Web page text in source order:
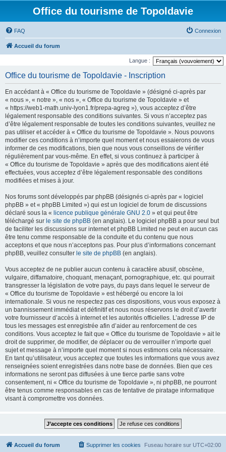
Office du tourisme de Topoldavie
FAQ Connexion
Accueil du forum
Langue :
Office du tourisme de Topoldavie - Inscription
En accédant à « Office du tourisme de Topoldavie » (désigné ci-après par
« nous », « notre », « nos », « Office du tourisme de Topoldavie » et
« https://web1-math.univ-lyon1.fr/prepa-agreg »), vous acceptez d’être
légalement responsable des conditions suivantes. Si vous n’acceptez pas
d’être légalement responsable de toutes les conditions suivantes, veuillez ne
pas utiliser et accéder à « Office du tourisme de Topoldavie ». Nous pouvons
modifier ces conditions à n’importe quel moment et nous essaierons de vous
informer de ces modifications, bien que nous vous conseillons de vérifier
régulièrement par vous-même. En effet, si vous continuez à participer à
« Office du tourisme de Topoldavie » après que des modifications aient été
effectuées, vous acceptez d’être légalement responsable des conditions
modifiées et mises à jour.
Nos forums sont développés par phpBB (désignés ci-après par « logiciel
phpBB » et « phpBB Limited ») qui est un logiciel de forum de discussions
déclaré sous la « licence publique générale GNU 2.0 » et qui peut être
téléchargé sur le site de phpBB (en anglais). Le logiciel phpBB a pour seul but
de faciliter les discussions sur internet et phpBB Limited ne peut en aucun cas
être tenu comme responsable de la conduite et du contenu que nous
acceptons et que nous n’acceptons pas. Pour plus d’informations concernant
phpBB, veuillez consulter le site de phpBB (en anglais).
Vous acceptez de ne publier aucun contenu à caractère abusif, obscène,
vulgaire, diffamatoire, choquant, menaçant, pornographique, etc. qui pourrait
transgresser la législation de votre pays, du pays dans lequel le serveur de
« Office du tourisme de Topoldavie » est hébergé ou encore la loi
internationale. Si vous ne respectez pas ces dispositions, vous vous exposez à
un bannissement immédiat et définitif et nous nous réservons le droit d’avertir
votre fournisseur d’accès à internet et les autorités officielles. L’adresse IP de
tous les messages est enregistrée afin d’aider au renforcement de ces
conditions. Vous acceptez le fait que « Office du tourisme de Topoldavie » ait le
droit de supprimer, de modifier, de déplacer ou de verrouiller n’importe quel
sujet et message à n’importe quel moment si nous estimons cela nécessaire.
En tant qu’utilisateur, vous acceptez que toutes les informations que vous avez
renseignées soient enregistrées dans notre base de données. Bien que ces
informations ne seront pas diffusées à une tierce partie sans votre
consentement, ni « Office du tourisme de Topoldavie », ni phpBB, ne pourront
être tenus comme responsables en cas de tentative de piratage informatique
visant à compromettre vos données.
Accueil du forum Fuseau horaire sur UTC+02:00
Supprimer les cookies